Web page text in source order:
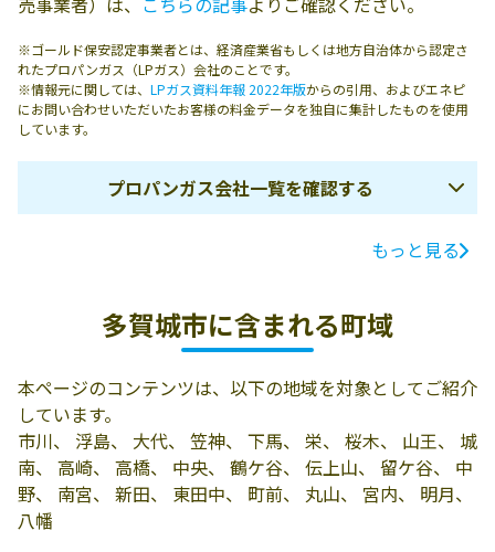
※ゴールド保安認定事業者とは、経済産業省もしくは地方自治体から認定さ
れたプロパンガス（LPガス）会社のことです。
※情報元に関しては、 LPガス資料年報 2022年版からの引用、およびエネピ
にお問い合わせいただいたお客様の料金データを独自に集計したものを使用
しています。
プロパンガス会社一覧を確認する
電話番号
1-8
店
市八幡4-7-79
有限会社角田商
店
多賀城市町前3-
2-3
0223-62-8935
有限会社クボタ
商会多賀城営業
多賀城市八幡3-
0223-62-1618
もっと見る
多賀城市に含まれる町域
本ページのコンテンツは、以下の地域を対象としてご紹介
しています。
市川、 浮島、 大代、 笠神、 下馬、 栄、 桜木、 山王、 城
南、 高崎、 高橋、 中央、 鶴ケ谷、 伝上山、 留ケ谷、 中
野、 南宮、 新田、 東田中、 町前、 丸山、 宮内、 明月、
八幡